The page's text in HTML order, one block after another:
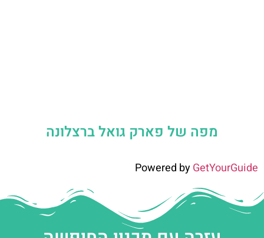
מפה של פארק גואל ברצלונה
Powered byGetYourGuide